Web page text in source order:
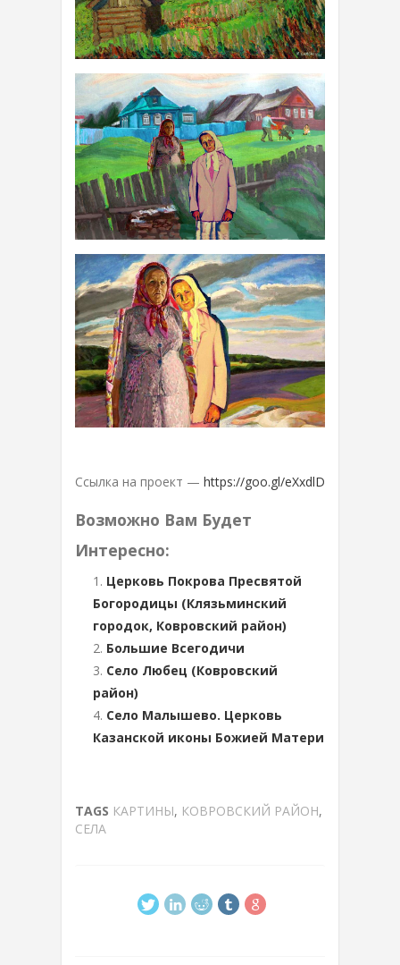
Ссылка на проект — https://goo.gl/eXxdlD
Возможно Вам Будет
Интересно:
Церковь Покрова Пресвятой
Богородицы (Клязьминский
городок, Ковровский район)
Большие Всегодичи
Село Любец (Ковровский
район)
Село Малышево. Церковь
Казанской иконы Божией Матери
TAGS КАРТИНЫ, КОВРОВСКИЙ РАЙОН,
СЕЛА